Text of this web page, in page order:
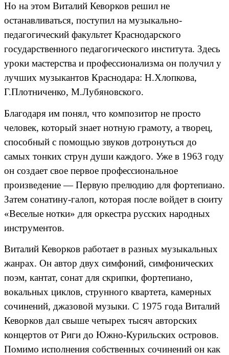
Но на этом Виталий Кеворков решил не
останавливаться, поступил на музыкально-
педагогический факультет Краснодарского
государственного педагогического института. Здесь
уроки мастерства и профессионализма он получил у
лучших музыкантов Краснодара: Н.Хлопкова,
Г.Плотниченко, М.Лубяновского.
Благодаря им понял, что композитор не просто
человек, который знает нотную грамоту, а творец,
способный с помощью звуков дотронуться до
самых тонких струн души каждого. Уже в 1963 году
он создает свое первое профессиональное
произведение — Первую прелюдию для фортепиано.
Затем сонатину-галоп, которая после войдет в сюиту
«Веселые нотки» для оркестра русских народных
инструментов.
Виталий Кеворков работает в разных музыкальных
жанрах. Он автор двух симфоний, симфонических
поэм, кантат, сонат для скрипки, фортепиано,
вокальных циклов, струнного квартета, камерных
сочинений, джазовой музыки. С 1975 года Виталий
Кеворков дал свыше четырех тысяч авторских
концертов от Риги до Южно-Курильских островов.
Помимо исполнения собственных сочинений он как